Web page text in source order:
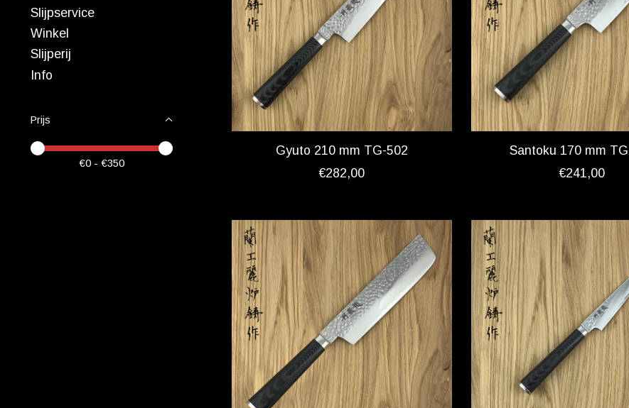
Slijpservice
Winkel
Slijperij
Info
Prijs
Minimale prijswaarde
Price maximum value
€0 - €350
Gyuto 210 mm TG-502
€282,00
Santoku 170 mm
€241,00